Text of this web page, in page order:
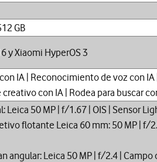
GB
y Xiaomi HyperOS 3
IA | Reconocimiento de voz con
con IA | Rodea para buscar
Leica 50 MP | f/1.67 | OIS | Sensor
flotante Leica 60 mm: 50 MP | f/
angular: Leica 50 MP | f/2.4 |